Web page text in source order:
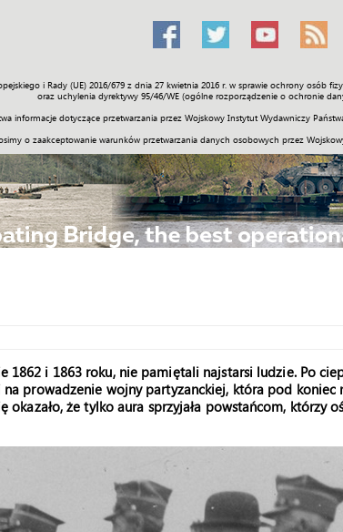
i Rady (UE) 2016/679 z dnia 27 kwietnia 2016 r. w sprawie ochrony
oraz uchylenia dyrektywy 95/46/WE (ogólne rozporządzenie o ochronie
informacje dotyczące przetwarzania przez Wojskowy Instytut Wydawniczy
o zaakceptowanie warunków przetwarzania danych osobowych przez
Świat Społeczność Sport Historia Galerie
1862 i 1863 roku, nie pamiętali najstarsi ludzie. Po
na prowadzenie wojny partyzanckiej, która pod koniec
okazało, że tylko aura sprzyjała powstańcom, którzy